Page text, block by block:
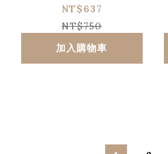
次中音薩克斯風 2.5號
黑竹片 (5片裝)
NT$637
NT$750
加入購物車